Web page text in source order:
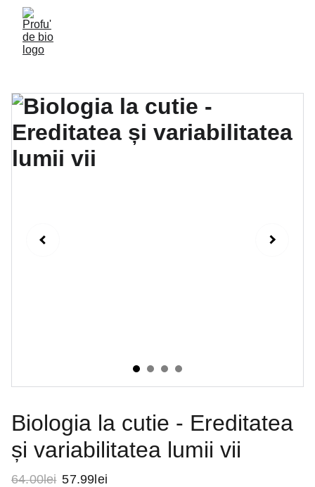
Biologia la cutie - Ereditatea
și variabilitatea lumii vii
64.00lei 57.99lei